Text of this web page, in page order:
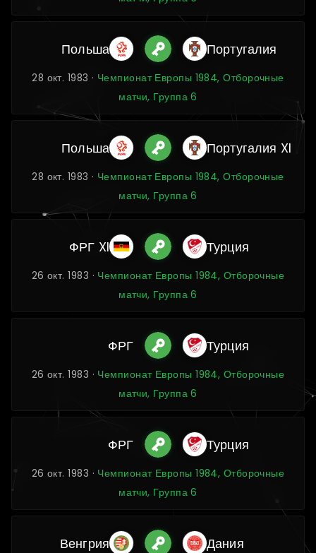
Польша Португалия
28 окт. 1983 · Чемпионат Европы 1984, Отборочные
матчи, Группа 6
Польша Португалия XI
28 окт. 1983 · Чемпионат Европы 1984, Отборочные
матчи, Группа 6
ФРГ XI Турция
26 окт. 1983 · Чемпионат Европы 1984, Отборочные
матчи, Группа 6
ФРГ Турция
26 окт. 1983 · Чемпионат Европы 1984, Отборочные
матчи, Группа 6
ФРГ Турция
26 окт. 1983 · Чемпионат Европы 1984, Отборочные
матчи, Группа 6
Венгрия Дания